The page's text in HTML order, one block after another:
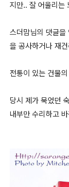
지만.. 잘 어울리는
스더맘님의 댓글을
을 공사하거나 재
전통이 있는 건물
당시 제가 묵었던
내부만 수리하고